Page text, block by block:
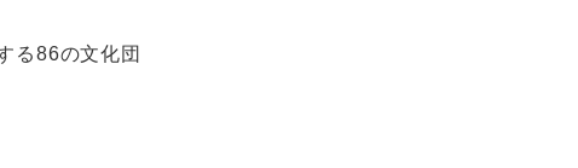
る86の文化団